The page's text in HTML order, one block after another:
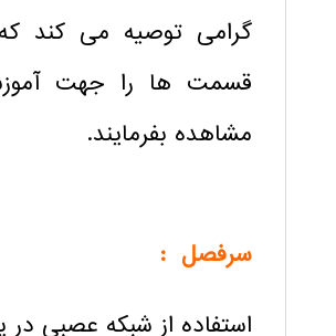
گرامی توصیه می کند
قسمت ها را جهت
مشاهده بفرمایند.
سرفصل :
استفاده از شبکه عصبی